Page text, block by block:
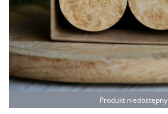
Produkt niedostępny